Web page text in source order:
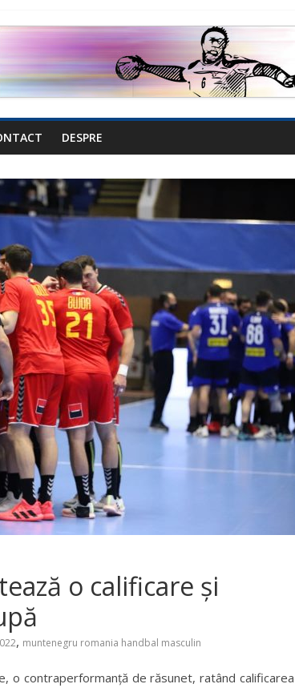
DESPRE
o calificare și
, muntenegru romania handbal masculin
o contraperformanță de răsunet, ratând calificarea